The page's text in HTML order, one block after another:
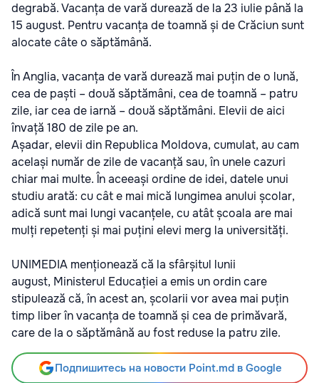
degrabă. Vacanța de vară durează de la 23 iulie până la
15 august. Pentru vacanța de toamnă și de Crăciun sunt
alocate câte o săptămână.
În Anglia, vacanța de vară durează mai puțin de o lună,
cea de paști – două săptămâni, cea de toamnă – patru
zile, iar cea de iarnă – două săptămâni. Elevii de aici
învață 180 de zile pe an.
Așadar, elevii din Republica Moldova, cumulat, au cam
același număr de zile de vacanță sau, în unele cazuri
chiar mai multe. În aceeași ordine de idei, datele unui
studiu arată: cu cât e mai mică lungimea anului școlar,
adică sunt mai lungi vacanțele, cu atât școala are mai
mulți repetenți și mai puțini elevi merg la universități.
UNIMEDIA menționează că la sfârșitul lunii
august, Ministerul Educației a emis un ordin care
stipulează că, în acest an, școlarii vor avea mai puțin
timp liber în vacanța de toamnă și cea de primăvară,
care de la o săptămână au fost reduse la patru zile.
Подпишитесь на новости Point.md в Google